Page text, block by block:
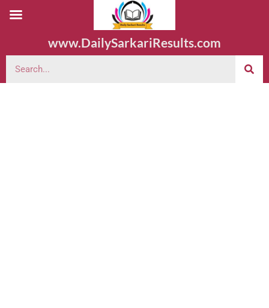
www.DailySarkariResults.com